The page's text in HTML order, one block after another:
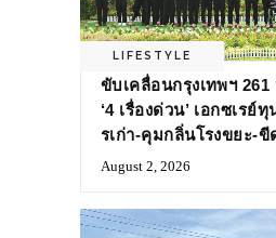
LIFESTYLE
ขับเคลื่อนกรุงเทพฯ
‘4 เรื่องด่วน’ เอกซเรย์
รเก่า-คุมกลิ่นโรงขยะ-
August 2, 2026